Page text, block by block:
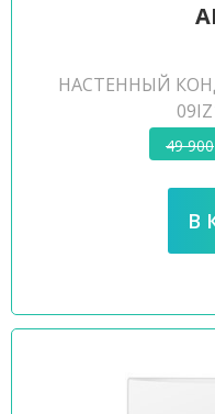
НАСТЕННЫЙ
49 900